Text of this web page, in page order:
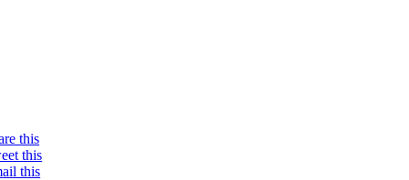
this
this
this